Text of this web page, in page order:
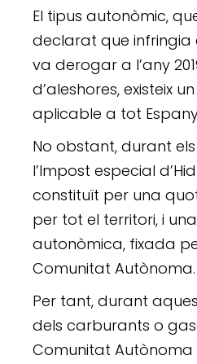
El tipus autonòmic,
declarat que infringia
va derogar a l’any
d’aleshores, existeix
aplicable a tot
No obstant, durant els
l’Impost especial
constituït per una
per tot el territori, i
autonòmica, fixada
Comunitat Autònoma.
Per tant, durant
dels carburants o
Comunitat Autònoma